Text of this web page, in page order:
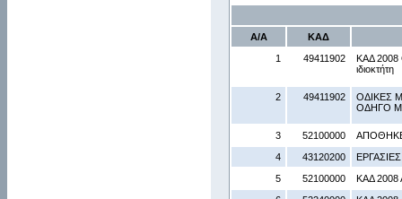
Α/Α
ΚΑΔ
1
49411902
ΚΑΔ 2008
ιδιοκτήτη
2 49411902
ΟΔΙΚΕΣ
ΟΔΗΓΟ
3 52100000
4
43120200
5
52100000
ΚΑΔ 2008